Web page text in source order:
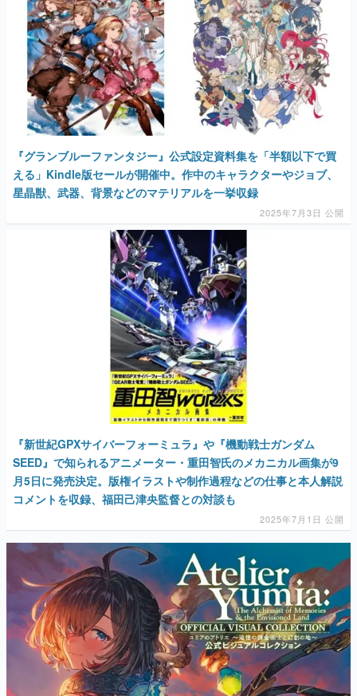
『グランブルーファンタジー』公式設定資料集を「半額以下で買
える」Kindle版セールが開催中。作中のキャラクターやジョブ、
星晶獣、武器、背景などのマテリアルを一挙収録
2025年7月3日 公開
『新世紀GPXサイバーフォーミュラ』や『機動戦士ガンダム
SEED』で知られるアニメーター・重田智氏のメカニカル画集が9
月5日に発売決定。版権イラストや制作過程などの仕事と本人解説
コメントを収録、福田己津央監督との対談も
2025年7月1日 公開